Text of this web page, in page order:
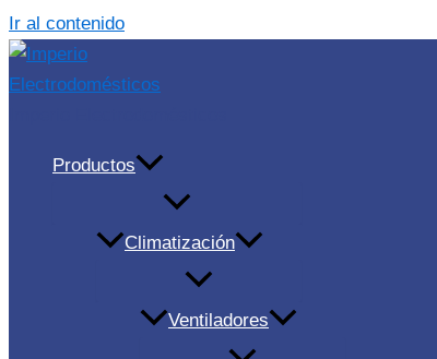
Ir al contenido
Productos
Climatización
Ventiladores